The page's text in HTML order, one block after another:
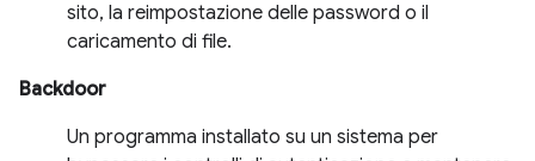
sito, la reimpostazione delle password o il
caricamento di file.
Backdoor
Un programma installato su un sistema per